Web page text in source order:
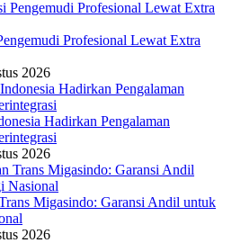
Profesional Lewat Extra
2026
Hadirkan Pengalaman
2026
Migasindo: Garansi Andil untuk
2026